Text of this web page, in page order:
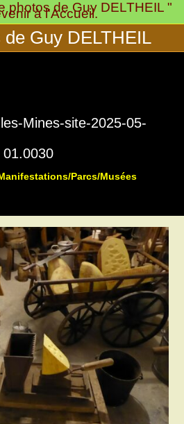
photos de Guy DELTHEIL "
à l'Accueil.
Guy DELTHEIL
Mines-site-2025-05-
01.0030
Parcs/Musées